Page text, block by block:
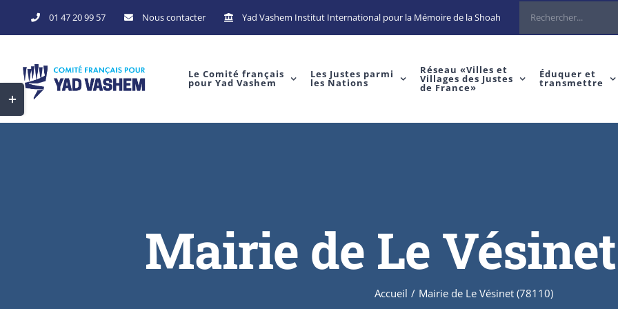
to
01 47 20 99 57 Nous contacter Yad Vashem Institut International pour la Mémoire de la Shoah Rechercher
Le Comité français
pour Yad Vashem
Les Justes parmi
les Nations
Réseau «Villes et
Villages des Justes
de France»
Éduquer et
transmettre
Mairie de Le Vésinet
Accueil / Mairie de Le Vésinet (78110)
Toggle
Sliding